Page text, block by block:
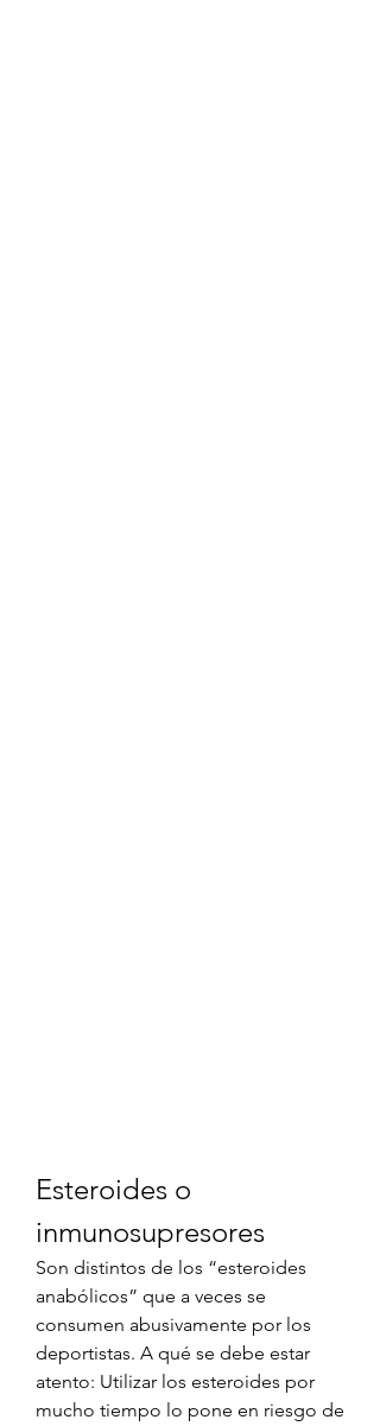
Esteroides o
inmunosupresores
Son distintos de los “esteroides
anabólicos” que a veces se
consumen abusivamente por los
deportistas. A qué se debe estar
atento: Utilizar los esteroides por
mucho tiempo lo pone en riesgo de